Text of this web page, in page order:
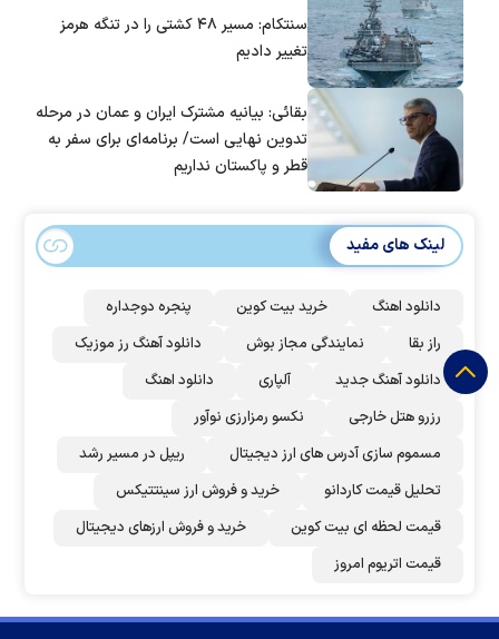
سنتکام: مسیر ۴۸ کشتی را در تنگه هرمز
تغییر دادیم
بقائی: بیانیه مشترک ایران و عمان در مرحله
تدوین نهایی است/ برنامه‌ای برای سفر به
قطر و پاکستان نداریم
لینک های مفید
دانلود اهنگ خرید بیت کوین
پنجره دوجداره
راز بقا
نمایندگی مجاز بوش
دانلود آهنگ رز‌ موزیک
دانلود آهنگ جدید
آلپاری
دانلود اهنگ
رزرو هتل خارجی
نکسو رمزارزی نوآور
مسموم سازی آدرس های ارز دیجیتال
ریپل در مسیر رشد
تحلیل قیمت کاردانو
خرید و فروش ارز سینتتیکس
قیمت لحظه ای بیت کوین
خرید و فروش ارزهای دیجیتال
قیمت اتریوم امروز